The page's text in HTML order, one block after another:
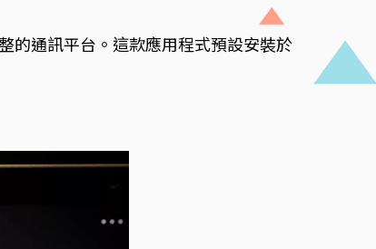
的通訊平台。這款應用程式預設安裝於